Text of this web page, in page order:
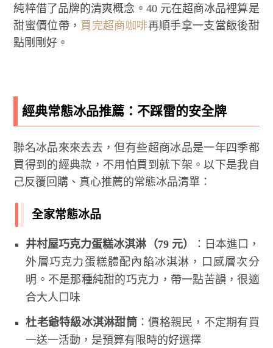
純粹借了品牌的清爽概念。40 元在超商冰品裡算是
甜蜜價位帶， 買完超商咖啡再順手拿一支當飯後甜
點剛剛好。
經典常態冰品推薦：不踩雷的安全牌
聯名冰品來來去去，但有些超商冰品是一年四季都
買得到的經典款，不用怕買到就下架。以下是我自
己反覆回購、真心推薦的常態冰品清單：
全家常態冰品
井村屋巧克力蛋糕冰淇淋（79 元）
：日本進口，
外層巧克力蛋糕體配內餡冰淇淋，口感層次分
明。不是那種純甜的巧克力，帶一點苦韻，很適
合大人口味
杜老爺特級冰淇淋甜筒 ：價格親民，不定期有買
一送一活動，是預算有限時的好選擇